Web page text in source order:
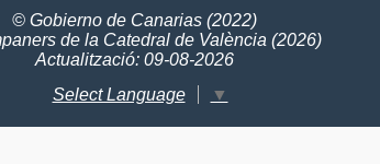
© Gobierno de Canarias (2022)
de la Catedral de València (2026)
Actualització: 09-08-2026
Select Language
▼